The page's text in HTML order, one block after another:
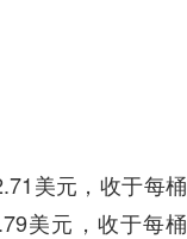
美元，收于每桶
美元，收于每桶